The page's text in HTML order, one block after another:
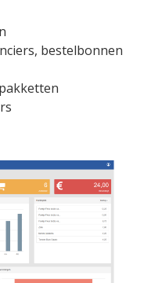
bestelbonnen